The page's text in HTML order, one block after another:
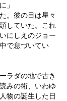
」
。彼の目は星々
していた。これ
にしえのジョー
で息づいてい
ラダの地で古き
みの術、いわゆ
物の誕生した日